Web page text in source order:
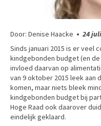
Door: Denise Haacke • 24
Sinds januari 2015 is er veel
kindgebonden budget (en
invloed daarvan op
van 9 oktober 2015 leek aan
komen, maar niets bleek
kindgebonden budget bij
Hoge Raad ook daarover
eindelijk geklaard.